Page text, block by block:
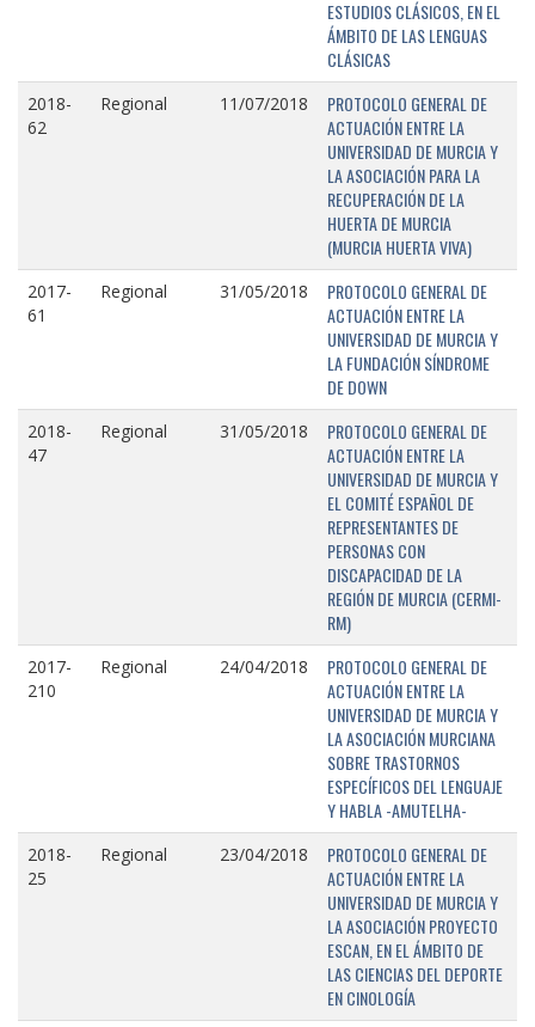
ESTUDIOS CLÁSICOS, EN EL
ÁMBITO DE LAS LENGUAS
CLÁSICAS
2018-
62
Regional 11/07/2018
PROTOCOLO GENERAL DE
ACTUACIÓN ENTRE LA
UNIVERSIDAD DE MURCIA Y
LA ASOCIACIÓN PARA LA
RECUPERACIÓN DE LA
HUERTA DE MURCIA
(MURCIA HUERTA VIVA)
2017-
61
Regional 31/05/2018
PROTOCOLO GENERAL DE
ACTUACIÓN ENTRE LA
UNIVERSIDAD DE MURCIA Y
LA FUNDACIÓN SÍNDROME
DE DOWN
2018-
47
Regional 31/05/2018
PROTOCOLO GENERAL DE
ACTUACIÓN ENTRE LA
UNIVERSIDAD DE MURCIA Y
EL COMITÉ ESPAÑOL DE
REPRESENTANTES DE
PERSONAS CON
DISCAPACIDAD DE LA
REGIÓN DE MURCIA (CERMI-
RM)
2017-
210
Regional 24/04/2018
PROTOCOLO GENERAL DE
ACTUACIÓN ENTRE LA
UNIVERSIDAD DE MURCIA Y
LA ASOCIACIÓN MURCIANA
SOBRE TRASTORNOS
ESPECÍFICOS DEL LENGUAJE
Y HABLA -AMUTELHA-
2018-
25
Regional 23/04/2018
PROTOCOLO GENERAL DE
ACTUACIÓN ENTRE LA
UNIVERSIDAD DE MURCIA Y
LA ASOCIACIÓN PROYECTO
ESCAN, EN EL ÁMBITO DE
LAS CIENCIAS DEL DEPORTE
EN CINOLOGÍA